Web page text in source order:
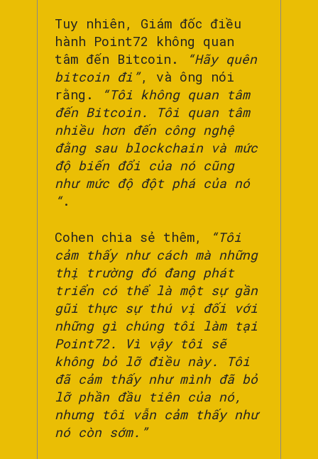
Tuy nhiên, Giám đốc điều
hành Point72 không quan
tâm đến Bitcoin.
“Hãy quên
bitcoin đi”, và ông nói
rằng.
“Tôi không quan tâm
đến Bitcoin. Tôi quan tâm
nhiều hơn đến công nghệ
đằng sau blockchain và mức
độ biến đổi của nó cũng
như mức độ đột phá của nó
“.
Cohen chia sẻ thêm,
“Tôi
cảm thấy như cách mà những
thị trường đó đang phát
triển có thể là một sự gần
gũi thực sự thú vị đối với
những gì chúng tôi làm tại
Point72.
Vì vậy tôi sẽ
không bỏ lỡ điều này. Tôi
đã cảm thấy như mình đã bỏ
lỡ phần đầu tiên của nó,
nhưng tôi vẫn cảm thấy như
nó còn sớm.”